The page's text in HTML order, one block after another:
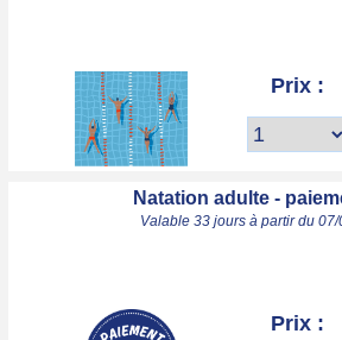
Prix :
Natation adulte -
Valable 33 jours à partir du
Prix :